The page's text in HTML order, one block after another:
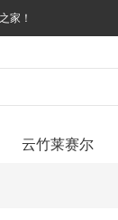
家！
云竹莱赛尔